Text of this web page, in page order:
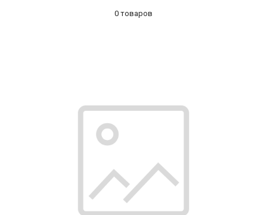
0 товаров